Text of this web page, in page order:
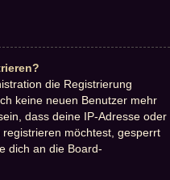
die Registrierung
keine neuen Benutzer mehr
dass deine IP-Adresse oder
möchtest, gesperrt
dich an die Board-